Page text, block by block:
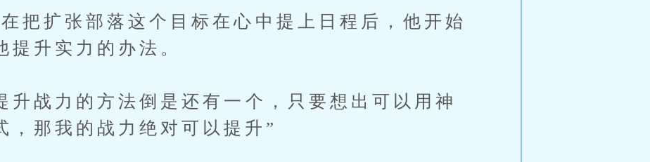
扩张部落这个目标在心中提上日程后，他开始
提升实力的办法。
战力的方法倒是还有一个，只要想出可以用神
，那我的战力绝对可以提升”